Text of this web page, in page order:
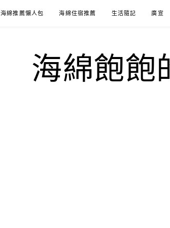
海綿推薦懶人包 海綿住宿推薦 生活隨記 廣宣
海綿飽飽